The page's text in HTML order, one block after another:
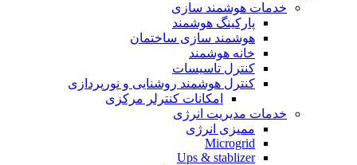
خدمات هوشمند سازی
پارکینگ هوشمند
هوشمند سازی ساختمان
خانه هوشمند
کنترل تاسیسات
کنترل هوشمند روشنایی و نورپردازی
امکانات کنترلر مرکزی
خدمات مدیریت انرژی
ممیزی انرژی
Microgrid
Ups & stablizer